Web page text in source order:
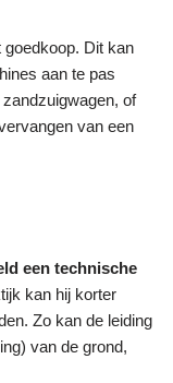
goedkoop. Dit kan
aan te pas
of
van een
een technische
kan hij korter
Zo kan de leiding
van de grond,